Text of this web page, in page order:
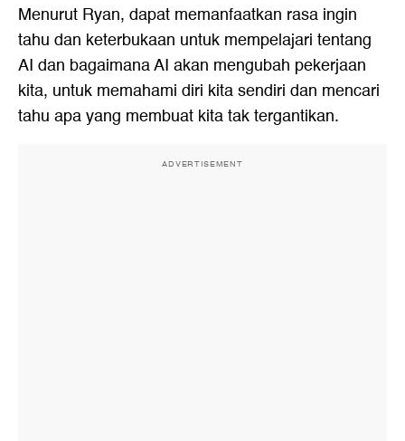
Menurut Ryan, dapat memanfaatkan rasa ingin
tahu dan keterbukaan untuk mempelajari tentang
AI dan bagaimana AI akan mengubah pekerjaan
kita, untuk memahami diri kita sendiri dan mencari
tahu apa yang membuat kita tak tergantikan.
ADVERTISEMENT